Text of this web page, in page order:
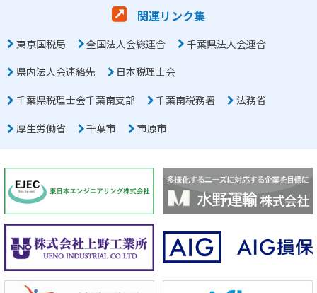
関連リンク集
東京国税局 全国法人会総連合
千葉県法人会連合
県内法人会連絡先
日本税理士会
千葉県税理士会千葉南支部
千葉南税務署
法務省
厚生労働省
千葉市 市原市